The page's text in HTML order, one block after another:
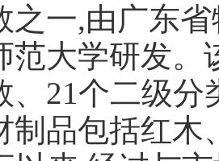
之一,由广东
范大学研发。
、21个二级分
制品包括红木